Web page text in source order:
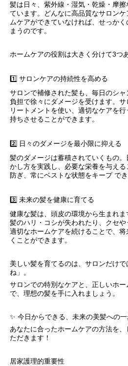
髪は日々、紫外線・湿気・乾燥・摩
ています。どんなに高品質なサロン
ムケアができていなければ、せっか
まうのです。
ホームケアの役割は大きく分けて3つ
1️⃣ サロンケアの持続性を高める
サロンで補修された髪も、毎日のシ
負担で徐々にダメージを受けます。
リートメントを使い、適切なケアを
持ちさせることができます。
2️⃣ 日々のダメージを最小限に抑える
髪のダメージは蓄積されていくもの
かし方を実践し、必要な栄養を与え
防ぎ、常にベストな状態をキープ でき
3️⃣ 未来の髪を健康に育てる
健康な髪は、頭皮の環境から生まれま
髪のハリ・コシが失われたり、クセや
適切なホームケアを続けることで、
くことができます。
美しい髪を育てるのは、サロンだけ
ね」。
サロンでの特別なケアと、正しいホ
で、理想の髪を手に入れましょう。
✨ 今日からできる、未来の美髪への一
あなたに合ったホームケアの方法を
ただきます！
居家護理的重要性